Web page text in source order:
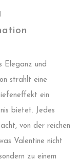
Eleganz und
strahlt eine
ein
bietet. Jedes
von der reichen
Valentine nicht
zu einem